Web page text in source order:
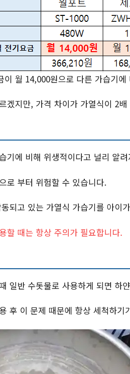
이 월 14,000원으로 다른 가습기
겠지만, 가격 차이가 가열식이 2
기에 비해 위생적이다고 널리 알
로 부터 위험할 수 있습니다.
되고 있는 가열식 가습기를 아이
할 때는 항상 주의가 필요합니다.
일반 수돗물로 사용하게 되면 하
후 이 문제 때문에 항상 세척하기